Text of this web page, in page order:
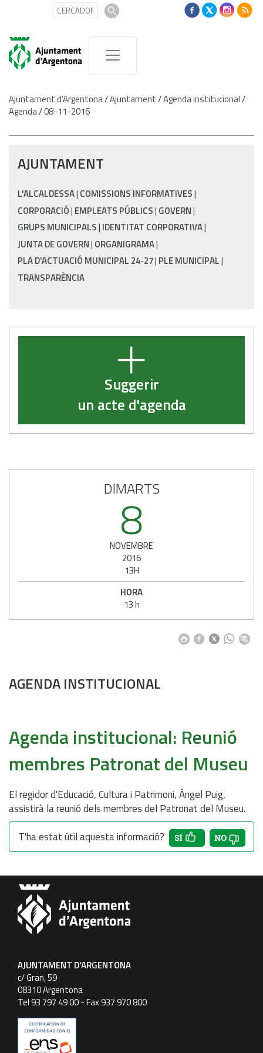
Ajuntament d'Argentona/Ajuntament/Agenda institucional/
Agenda/08-11-2016
AJUNTAMENT
L'ALCALDESSA COMISSIONS INFORMATIVES
CORPORACIÓ EMPLEATS PÚBLICS GOVERN
GRUPS MUNICIPALS IDENTITAT CORPORATIVA
JUNTA DE GOVERN ORGANIGRAMA
PLA D'ACTUACIÓ MUNICIPAL 24-27 PLE MUNICIPAL
TRANSPARÈNCIA
Suggerir
un acte d'agenda
AGENDA INSTITUCIONAL
Agenda institucional: Reunió
membres Patronat del Museu
El regidor d'Educació, Cultura i Patrimoni, Ángel Puig,
assistirà la reunió dels membres del Patronat del Museu.
T'ha estat útil aquesta informació?
DIMARTS
8
NOVEMBRE
2016
13H
HORA
13 h
AJUNTAMENT D'ARGENTONA
c/ Gran, 59
08310 Argentona
Tel 93 797 49 00 - Fax 937 970 800